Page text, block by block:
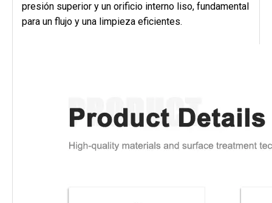
presión superior y un orificio interno liso, fundamental
para un flujo y una limpieza eficientes.